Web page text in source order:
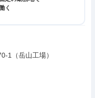
く
1（岳山工場）